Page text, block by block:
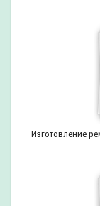
Изготовление